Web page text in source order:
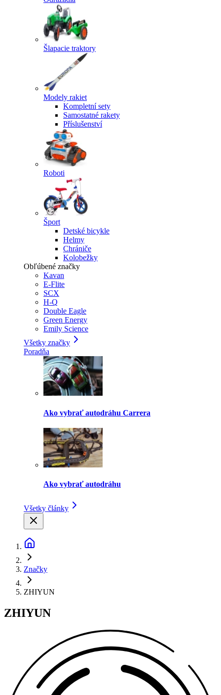
Šlapacie traktory
Modely rakiet
Kompletní sety
Samostatné rakety
Příslušenství
Roboti
Šport
Detské bicykle
Helmy
Chrániče
Kolobežky
Obľúbené značky
Kavan
E-Flite
SCX
H-Q
Double Eagle
Green Energy
Emily Science
Všetky značky
Poradňa
Ako vybrať autodráhu Carrera
Ako vybrať autodráhu
Všetky články
Značky
ZHIYUN
ZHIYUN